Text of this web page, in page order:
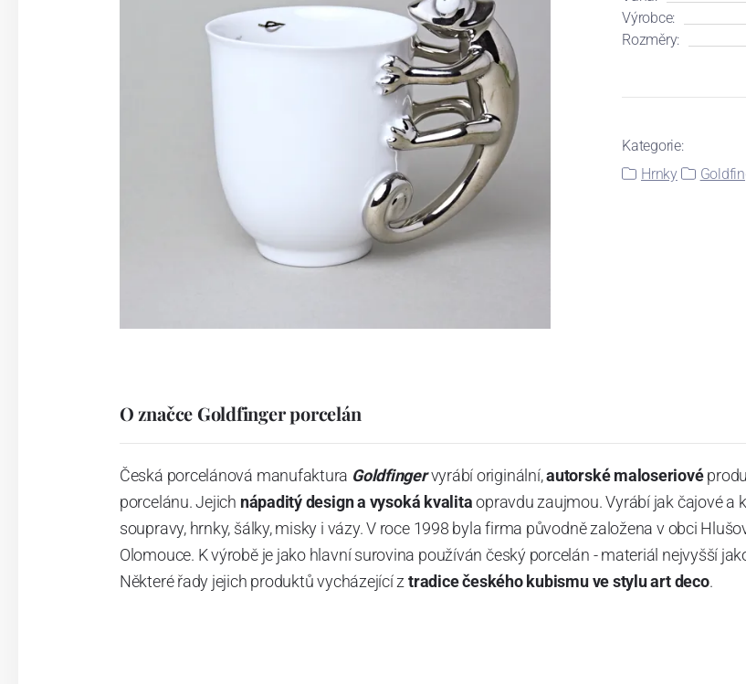
Výrobce:
Rozměry:
Kategorie:
Hrnky
O značce Goldfinger porcelán
Česká porcelánová manufaktura Goldfingervyrábí originální,autorské maloseriové
porcelánu. Jejich nápaditý design a vysoká kvalitaopravdu zaujmou. Vyrábí jak čajové a
soupravy, hrnky, šálky, misky i vázy. V roce 1998 byla firma původně založena v obci
Olomouce. K výrobě je jako hlavní surovina používán český porcelán - materiál nejvyšší
Některé řady jejich produktů vycházející z tradice českého kubismu ve stylu art deco.